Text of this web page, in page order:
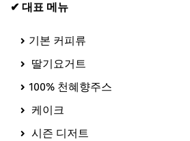
✔ 대표 메뉴
기본 커피류
딸기요거트
100% 천혜향주스
케이크
시즌 디저트